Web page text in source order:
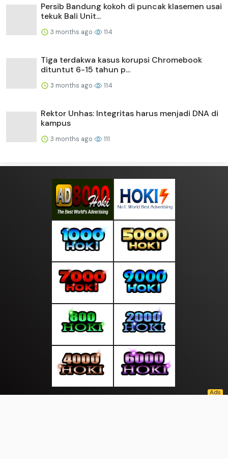
Persib Bandung kokoh di puncak klasemen usai
tekuk Bali Unit...
3 months ago 114
Tiga terdakwa kasus korupsi Chromebook
dituntut 6-15 tahun p...
3 months ago 114
Rektor Unhas: Integritas harus menjadi DNA di
kampus
3 months ago 111